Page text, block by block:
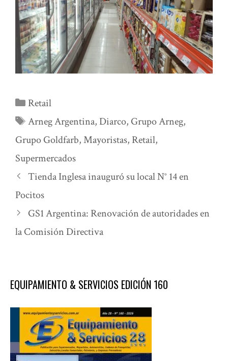
Categorías
Retail
Etiquetas
Arneg Argentina,Diarco, Grupo Arneg,
Grupo Goldfarb,Mayoristas, Retail,
Supermercados
Tienda Inglesa inauguró su local N° 14 en
Pocitos
GS1 Argentina: Renovación de autoridades en
la Comisión Directiva
EQUIPAMIENTO & SERVICIOS EDICIÓN 160